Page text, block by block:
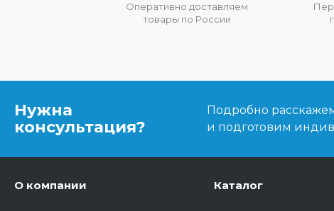
Оперативно доставляем
товары по России
Нужна
консультация?
Подробно
и подготовим
О компании Каталог